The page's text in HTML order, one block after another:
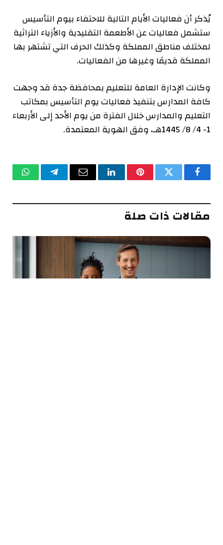
يُذكر أن فعاليات الأيام التالية للاحتفاء بيوم التأسيس
ستشمل فعاليات عن الأطعمة التقليدية والأزياء التراثية
لمختلف مناطق المملكة وكذلك الحرف التي تشتهر بها
المملكة قديمًا وغيرها من الفعاليات.
وكانت الإدارة العامة للتعليم بمحافظة جدة قد وجهت
كافة المدارس بتنفيذ فعاليات يوم التأسيس بمكاتب
التعليم والمدارس خلال الفترة من يوم الأحد إلى الأربعاء
1- 4/ 8/ 1445هـ، وفق الهوية المعتمدة.
فيسبوكتويتر بينتيريستلينكدإنالبريد تيلقرام
مقالات ذات صلة